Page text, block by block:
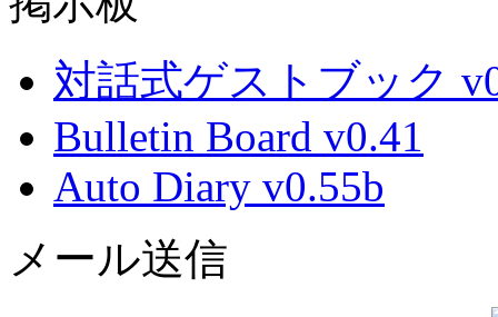
対話式ゲストブック
Bulletin Board v0.41
Auto Diary v0.55b
メール送信